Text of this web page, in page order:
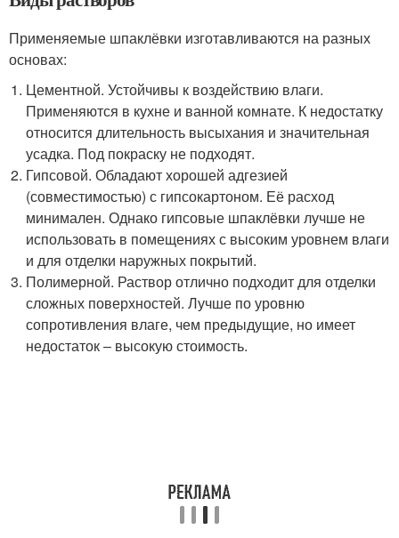
Применяемые шпаклёвки изготавливаются на разных
основах:
Цементной. Устойчивы к воздействию влаги.
Применяются в кухне и ванной комнате. К недостатку
относится длительность высыхания и значительная
усадка. Под покраску не подходят.
Гипсовой. Обладают хорошей адгезией
(совместимостью) с гипсокартоном. Её расход
минимален. Однако гипсовые шпаклёвки лучше не
использовать в помещениях с высоким уровнем влаги
и для отделки наружных покрытий.
Полимерной. Раствор отлично подходит для отделки
сложных поверхностей. Лучше по уровню
сопротивления влаге, чем предыдущие, но имеет
недостаток – высокую стоимость.